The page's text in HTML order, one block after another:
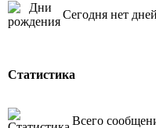
Сегодня нет
Статистика
Всего